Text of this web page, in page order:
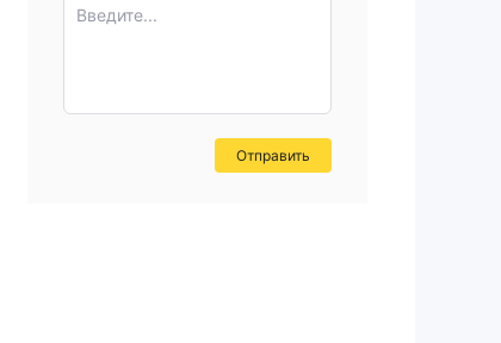
Введите...
Отправить